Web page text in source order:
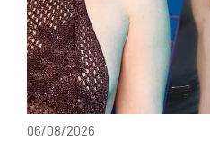
06/08/2026